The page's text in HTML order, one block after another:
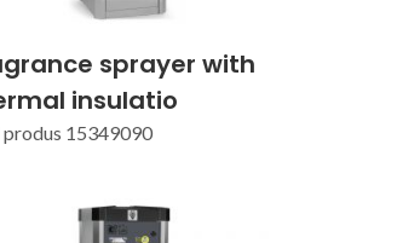
sprayer with
insulatio
produs 15349090